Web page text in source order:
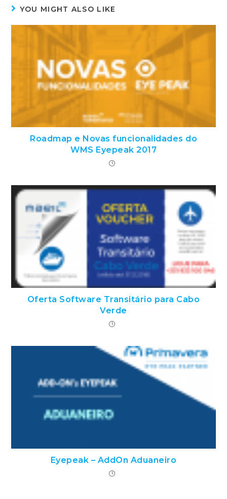
YOU MIGHT ALSO LIKE
Roadmap e Novas funcionalidades do
WMS Eyepeak 2017
Oferta Software Transitário para Cabo
Verde
Eyepeak – AddOn Aduaneiro